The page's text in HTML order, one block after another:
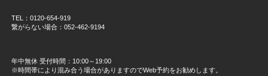
TEL：0120-654-919
繋がらない場合：052-462-9194
年中無休 受付時間：10:00～19:00
※時間帯により混み合う場合がありますのでWeb予約をお勧めします。